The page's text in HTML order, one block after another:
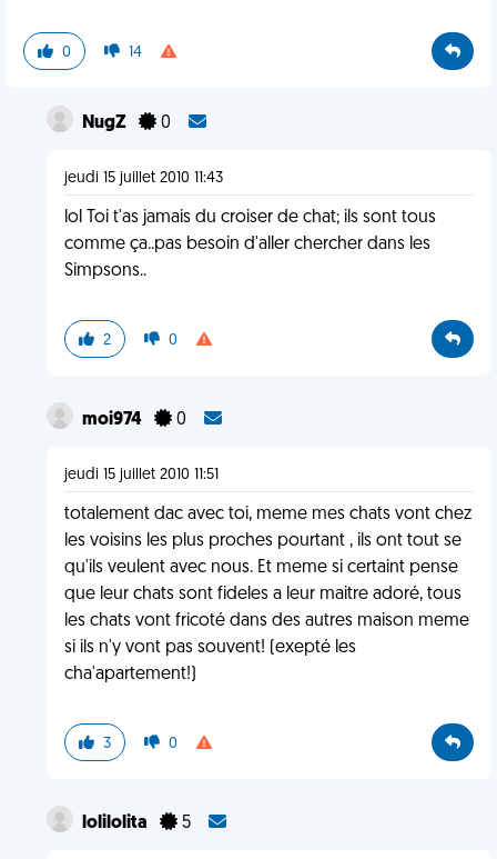
0 14
NugZ 0
jeudi 15 juillet 2010 11:43
lol Toi t'as jamais du croiser de chat; ils sont tous
comme ça..pas besoin d'aller chercher dans les
Simpsons..
2 0
moi974 0
jeudi 15 juillet 2010 11:51
totalement dac avec toi, meme mes chats vont chez
les voisins les plus proches pourtant , ils ont tout se
qu'ils veulent avec nous. Et meme si certaint pense
que leur chats sont fideles a leur maitre adoré, tous
les chats vont fricoté dans des autres maison meme
si ils n'y vont pas souvent! (exepté les
cha'apartement!)
3 0
lolilolita 5